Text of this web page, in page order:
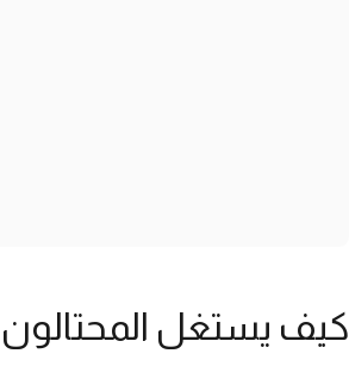
كيف يستغل المحتالون